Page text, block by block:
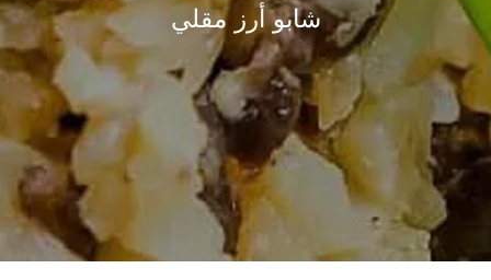
شابو أرز مقلي